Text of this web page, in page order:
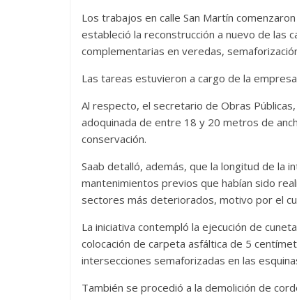
Los trabajos en calle San Martín
estableció la reconstrucción a nuevo de las
complementarias en veredas,
Las tareas estuvieron a cargo de la
Al respecto, el secretario de Obras
adoquinada de entre 18 y 20 metros de
conservación.
Saab detalló, además, que la longitud de la
mantenimientos previos que habían sido
sectores más deteriorados, motivo por el
La iniciativa contempló la ejecución de
colocación de carpeta asfáltica de 5
intersecciones semaforizadas en las
También se procedió a la demolición de